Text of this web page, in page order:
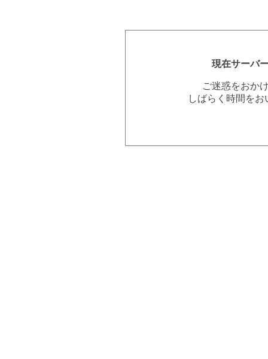
現在サーバ
ご迷惑をおか
しばらく時間を